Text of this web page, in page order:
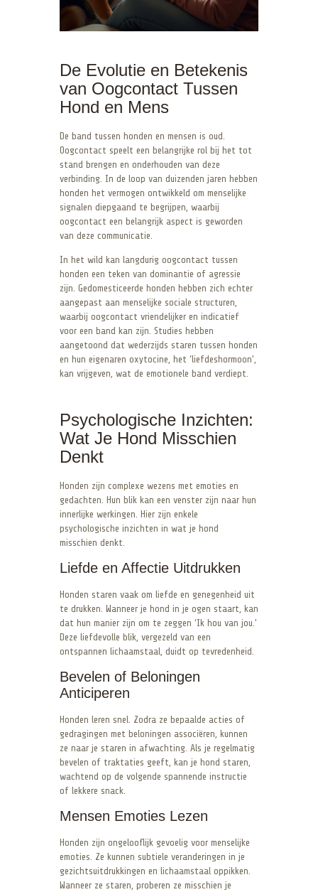
De Evolutie en Betekenis
van Oogcontact Tussen
Hond en Mens
De band tussen honden en mensen is oud.
Oogcontact speelt een belangrijke rol bij het tot
stand brengen en onderhouden van deze
verbinding. In de loop van duizenden jaren hebben
honden het vermogen ontwikkeld om menselijke
signalen diepgaand te begrijpen, waarbij
oogcontact een belangrijk aspect is geworden
van deze communicatie.
In het wild kan langdurig oogcontact tussen
honden een teken van dominantie of agressie
zijn. Gedomesticeerde honden hebben zich echter
aangepast aan menselijke sociale structuren,
waarbij oogcontact vriendelijker en indicatief
voor een band kan zijn. Studies hebben
aangetoond dat wederzijds staren tussen honden
en hun eigenaren oxytocine, het ‘liefdeshormoon’,
kan vrijgeven, wat de emotionele band verdiept.
Psychologische Inzichten:
Wat Je Hond Misschien
Denkt
Honden zijn complexe wezens met emoties en
gedachten. Hun blik kan een venster zijn naar hun
innerlijke werkingen. Hier zijn enkele
psychologische inzichten in wat je hond
misschien denkt.
Liefde en Affectie Uitdrukken
Honden staren vaak om liefde en genegenheid uit
te drukken. Wanneer je hond in je ogen staart, kan
dat hun manier zijn om te zeggen ‘Ik hou van jou.’
Deze liefdevolle blik, vergezeld van een
ontspannen lichaamstaal, duidt op tevredenheid.
Bevelen of Beloningen
Anticiperen
Honden leren snel. Zodra ze bepaalde acties of
gedragingen met beloningen associëren, kunnen
ze naar je staren in afwachting. Als je regelmatig
bevelen of traktaties geeft, kan je hond staren,
wachtend op de volgende spannende instructie
of lekkere snack.
Mensen Emoties Lezen
Honden zijn ongelooflijk gevoelig voor menselijke
emoties. Ze kunnen subtiele veranderingen in je
gezichtsuitdrukkingen en lichaamstaal oppikken.
Wanneer ze staren, proberen ze misschien je